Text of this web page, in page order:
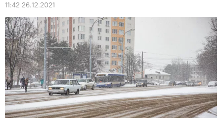
11:42 26.12.2021